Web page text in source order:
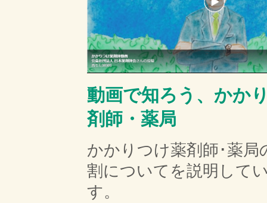
動画で知ろう、かか
剤師・薬局
かかりつけ薬剤師･薬局
割についてを説明して
す。